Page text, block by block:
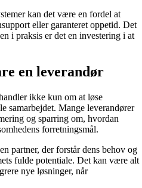
kan det være en fordel at
eller garanteret oppetid. Det
i praksis er det en investering i at
en leverandør
ikke kun om at løse
samarbejdet. Mange leverandører
og sparring om, hvordan
forretningsmål.
partner, der forstår dens behov og
fulde potentiale. Det kan være alt
nye løsninger, når